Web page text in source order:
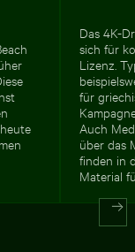
Das 4K-
sich für
Lizenz.
für
Auch
über das
finden in
Material